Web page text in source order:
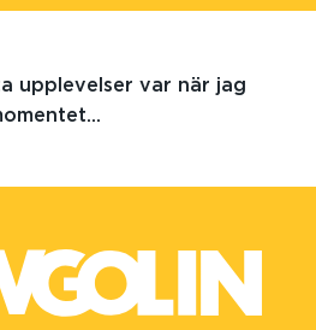
upplevelser var när jag